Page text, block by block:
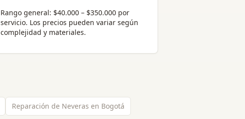
Rango general: $40.000 – $350.000 por
servicio. Los precios pueden variar según
complejidad y materiales.
Reparación de Neveras en Bogotá